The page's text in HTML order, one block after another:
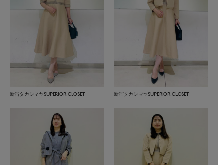
新宿タカシマヤSUPERIOR CLOSET 新宿タカシマヤSUPERIOR CLOSET